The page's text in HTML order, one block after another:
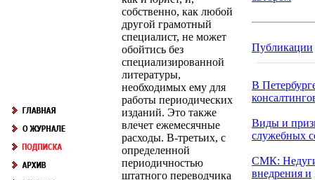
собственно, как любой
другой грамотный
специалист, не может
обойтись без
специализированной
литературы,
необходимых ему для
работы периодических
изданий. Это также
влечет ежемесячные
расходы. В-третьих, с
определенной
периодичностью
штатного переводчика
Публикации
В
Виды и
служебных
СМК:
внедрения и